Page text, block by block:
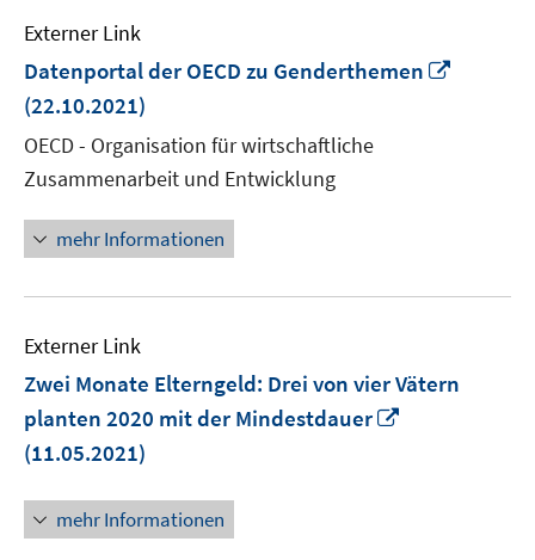
Externer Link
Datenportal der OECD zu Genderthemen
(22.10.2021)
OECD - Organisation für wirtschaftliche
Zusammenarbeit und Entwicklung
mehr Informationen
Externer Link
Zwei Monate Elterngeld: Drei von vier Vätern
planten 2020 mit der Mindestdauer
(11.05.2021)
mehr Informationen